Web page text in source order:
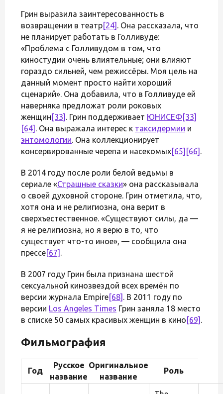
Грин выразила заинтересованность в
возвращении в театр[24] . Она рассказала, что
не планирует работать в Голливуде:
«Проблема с Голливудом в том, что
киностудии очень влиятельные; они влияют
гораздо сильней, чем режиссёры. Моя цель на
данный момент просто найти хороший
сценарий». Она добавила, что в Голливуде ей
наверняка предложат роли роковых
женщин [33] . Грин поддерживает ЮНИСЕФ[33]
[64] . Она выражала интерес к таксидермии и
энтомологии. Она коллекционирует
консервированные черепа и насекомых[65] [66] .
В 2014 году после роли белой ведьмы в
сериале «Страшные сказки» она рассказывала
о своей духовной стороне. Грин отметила, что,
хотя она и не религиозна, она верит в
сверхъестественное. «Существуют силы, да —
я не религиозна, но я верю в то, что
существует что-то иное», — сообщила она
прессе[67] .
В 2007 году Грин была признана шестой
сексуальной кинозвездой всех времён по
версии журнала Empire[68] . В 2011 году по
версии Los Angeles Times Грин заняла 18 место
в списке 50 самых красивых женщин в кино [69] .
Фильмография
Год
Русское
название
Оригинальное
название
Роль